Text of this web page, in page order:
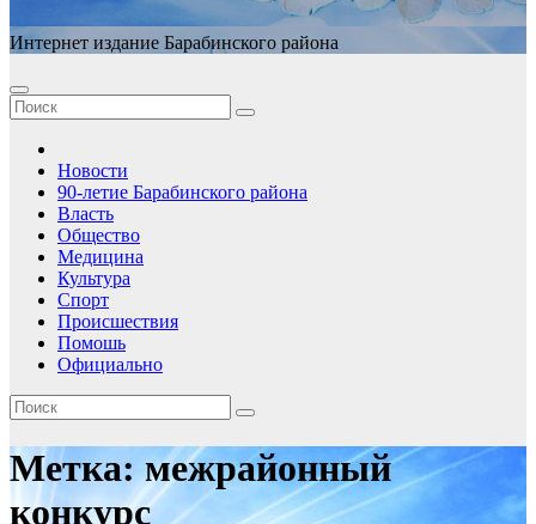
Интернет издание Барабинского района
Новости
90-летие Барабинского района
Власть
Общество
Медицина
Культура
Спорт
Происшествия
Помошь
Официально
Метка:межрайонный
конкурс